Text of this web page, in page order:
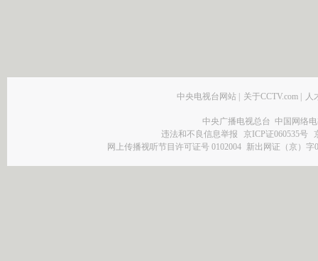
中央电视台网站 | 关于CCTV.com | 人
中央广播电视总台 中国网络
违法和不良信息举报
京ICP证060535号
网上传播视听节目许可证号 0102004 新出网证（京）